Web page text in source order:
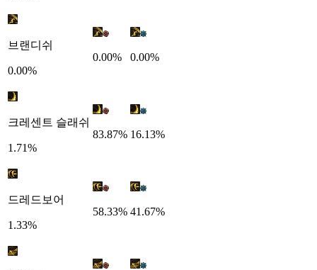
브랜디쉬
0.00%
0.00% 0.00%
크레센트 슬래쉬
1.71%
83.87% 16.13%
드레드보어
1.33%
58.33% 41.67%